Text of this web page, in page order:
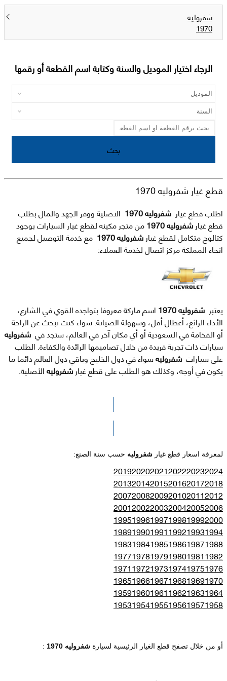
شفروليه
1970
الرجاء اختيار الموديل والسنة وكتابة اسم القطعة أو رقمها
بحث
قطع غيار شفروليه 1970
اطلب قطع غيار
الاصلية ووفر الجهد والمال بطلب
قطع غيار شفروليه 1970
من متجر مكينه لقطع غيار السيارات بوجود
كتالوج متكامل لقطع غيار شفروليه 1970
مع خدمة التوصيل لجميع
انحاء المملكة مركز اتصال لخدمة العملاء:
يعتبر شفروليه 1970
اسم ماركة معروفا بتواجده القوي في الشارع،
الأداء الرائع، أعطال أقل، وسهولة الصيانة. سواء كنت تبحث عن الراحة
أو الفخامة في السعودية أو أي مكان آخر في العالم، ستجد في شفروليه
سيارات ذات تجربة فريدة من خلال تصاميمها الرائدة والكفاءة. الطلب
على سيارات شفروليهسواء في دول الخليج وباقي دول العالم دائما ما
يكون في أوجه، وكذلك هو الطلب على قطع غيار شفروليهالأصلية.
الرجاء الضغط هنا للوصول لصفحة البحث
لمعرفة اسعار قطع غيار شفروليه حسب سنة الصنع:
2024
2023
2022
2021
2020
2019
2018
2017
2016
2015
2014
2013
2012
2011
2010
2009
2008
2007
2006
2005
2004
2003
2002
2001
2000
1999
1998
1997
1996
1995
1994
1993
1992
1991
1990
1989
1988
1987
1986
1985
1984
1983
1982
1981
1980
1979
1978
1977
1976
1975
1974
1973
1972
1971
1970
1969
1968
1967
1966
1965
1964
1963
1962
1961
1960
1959
1958
1957
1956
1955
1954
1953
أو من خلال تصفح قطع الغيار الرئيسية لسيارة شفروليه 1970 :